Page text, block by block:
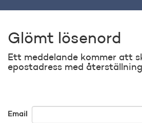
Glömt lösenord
Ett meddelande kommer att
epostadress med
Email